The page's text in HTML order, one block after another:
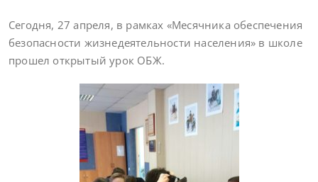
Сегодня, 27 апреля, в рамках «Месячника обеспечения
безопасности жизнедеятельности населения» в школе
прошел открытый урок ОБЖ.